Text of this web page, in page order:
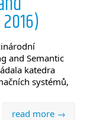
and Semantic
katedra
systémů,
read more →